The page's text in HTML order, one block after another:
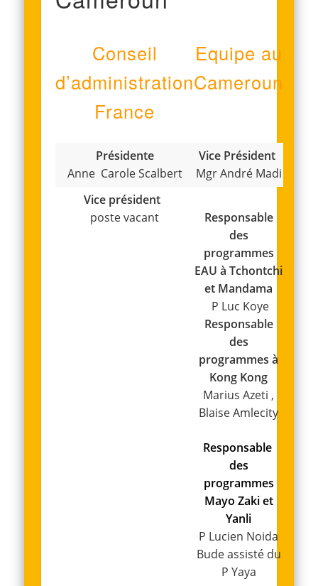
Conseil
d’administration
France
Equipe au
Cameroun
Présidente
Anne Carole Scalbert
Vice Président
Mgr André Madi
Vice président
poste vacant
Responsable
des
programmes
EAU à Tchontchi
et Mandama
P Luc Koye
Responsable
des
programmes à
Kong Kong
Marius Azeti ,
Blaise Amlecity
Responsable
des
programmes
Mayo Zaki et
Yanli
P Lucien Noida
Bude assisté du
P Yaya